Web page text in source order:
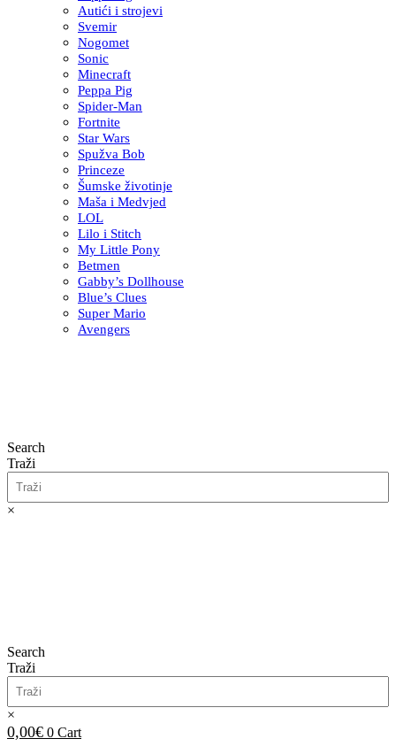
Autići i strojevi
Svemir
Nogomet
Sonic
Minecraft
Peppa Pig
Spider-Man
Fortnite
Star Wars
Spužva Bob
Princeze
Šumske životinje
Maša i Medvjed
LOL
Lilo i Stitch
My Little Pony
Betmen
Gabby’s Dollhouse
Blue’s Clues
Super Mario
Avengers
Search
Traži
×
Search
Traži
×
0,00€ 0 Cart